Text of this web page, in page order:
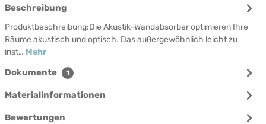
Beschreibung
Produktbeschreibung:Die Akustik-Wandabsorber optimieren Ihre
Räume akustisch und optisch. Das außergewöhnlich leicht zu
inst… Mehr
Dokumente 1
Materialinformationen
Bewertungen